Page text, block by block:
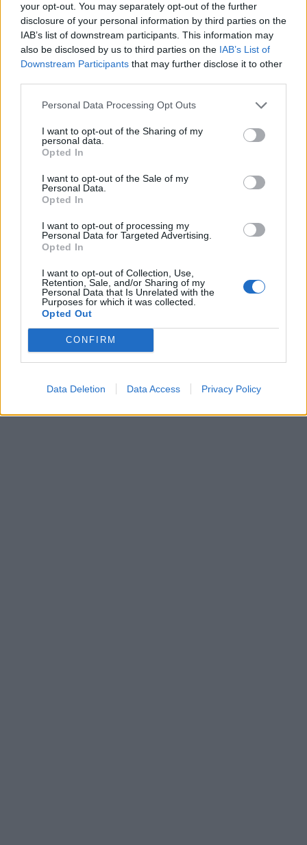
your opt-out. You may separately opt-out of the further
disclosure of your personal information by third parties on the
IAB’s list of downstream participants. This information may
also be disclosed by us to third parties on the IAB’s List of
Downstream Participants that may further disclose it to other
Personal Data Processing Opt Outs
I want to opt-out of the Sharing of my
personal data.
Opted In
I want to opt-out of the Sale of my
Personal Data.
Opted In
I want to opt-out of processing my
Personal Data for Targeted Advertising.
Opted In
I want to opt-out of Collection, Use,
Retention, Sale, and/or Sharing of my
Personal Data that Is Unrelated with the
Purposes for which it was collected.
Opted Out
CONFIRM
Data Deletion Data Access Privacy Policy
Tra le varie domande ce n'è una che riguarda
l'altra chiacchieratissima coppia, il principe
Harry e Meghan Markle. Cosa pensano della
salute di Kate e dell'incidente del foto-
ritocco? "Non dubito che Harry e Meghan
non sperino altro che Kate si riprenda
del Sun, che sul rapporto ta i Duchi di Sussex
e i principi del Galles dice che se esistono,
alcun contatto tra le due coppie dalla Megxit,
avvenuta più di quattro anni fa. E gli insulti
profondamente e sono stati difficili da
perdonare", spiega il giornalista che rivela di
"commentare il bullismo che Kate ha subito
online, poiché Meghan ha parlato del
trattamento ricevuto" a sua volta. Ma "non c'è
stato alcun commento" dalla coppia.